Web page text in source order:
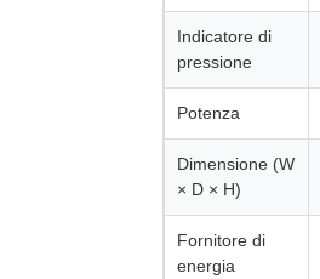
Indicatore di
pressione
Potenza
Dimensione (W
× D × H)
Fornitore di
energia